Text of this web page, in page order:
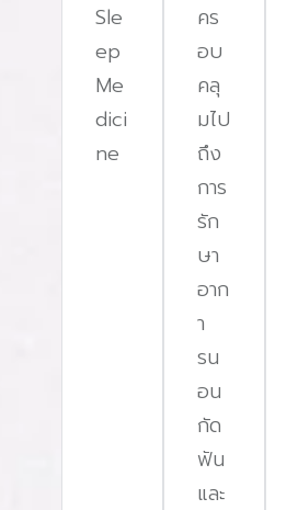
Sle
ep
Me
dici
ne
คร
อบ
คลุ
มไป
ถึง
การ
รัก
ษา
อาก
า
รน
อน
กัด
ฟัน
และ